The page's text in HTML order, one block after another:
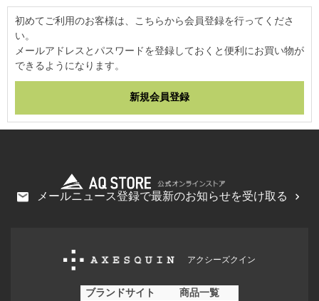
初めてご利用のお客様は、こちらから会員登録を行ってくださ
い。
メールアドレスとパスワードを登録しておくと便利にお買い物が
できるようになります。
メールニュース登録で最新のお知らせを受け取る
アクシーズクイン
ブランドサイト 商品一覧